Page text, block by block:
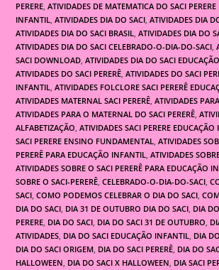
PERERE, ATIVIDADES DE MATEMATICA DO SACI
INFANTIL, ATIVIDADES DIA DO SACI, ATIVIDADES DIA
ATIVIDADES DIA DO SACI BRASIL, ATIVIDADES DIA DO
ATIVIDADES DIA DO SACI CELEBRADO-O-DIA-DO-SACI,
SACI DOWNLOAD, ATIVIDADES DIA DO SACI
ATIVIDADES DO SACI PERERÊ, ATIVIDADES DO SACI
INFANTIL, ATIVIDADES FOLCLORE SACI PERERÊ
ATIVIDADES MATERNAL SACI PERERÊ, ATIVIDADES
ATIVIDADES PARA O MATERNAL DO SACI PERERÊ,
ALFABETIZAÇÃO, ATIVIDADES SACI PERERE
SACI PERERE ENSINO FUNDAMENTAL, ATIVIDADES
PERERÊ PARA EDUCAÇÃO INFANTIL, ATIVIDADES
ATIVIDADES SOBRE O SACI PERERÊ PARA EDUCAÇÃO
SOBRE O SACI-PERERÊ, CELEBRADO-O-DIA-DO-SACI,
SACI, COMO PODEMOS CELEBRAR O DIA DO SACI,
DIA DO SACI, DIA 31 DE OUTUBRO DIA DO SACI, DIA
PERERE, DIA DO SACI, DIA DO SACI 31 DE OUTUBRO,
ATIVIDADES, DIA DO SACI EDUCAÇÃO INFANTIL, DIA
DIA DO SACI ORIGEM, DIA DO SACI PERERÊ, DIA DO
HALLOWEEN, DIA DO SACI X HALLOWEEN, DIA SACI